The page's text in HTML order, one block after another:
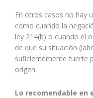
En otros casos no hay
como cuando la
ley 214(b) o cuando el
de que su situación
suficientemente fuerte
origen.
Lo recomendable en